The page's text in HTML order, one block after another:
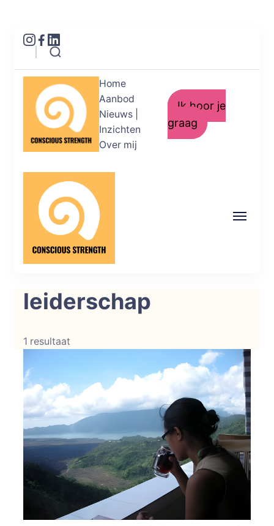
Helderheid in je emoties. Kracht in je
Home
Aanbod
Nieuws |
Inzichten
Over mij
Ik hoor je
graag
acties.
leiderschap
1 resultaat